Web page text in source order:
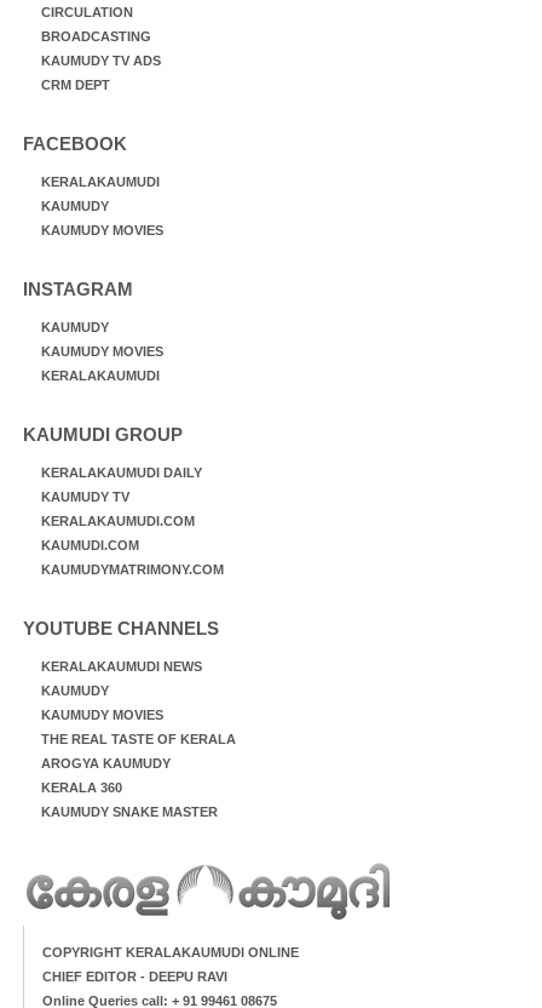
CIRCULATION
BROADCASTING
KAUMUDY TV ADS
CRM DEPT
FACEBOOK
KERALAKAUMUDI
KAUMUDY
KAUMUDY MOVIES
INSTAGRAM
KAUMUDY
KAUMUDY MOVIES
KERALAKAUMUDI
KAUMUDI GROUP
KERALAKAUMUDI DAILY
KAUMUDY TV
KERALAKAUMUDI.COM
KAUMUDI.COM
KAUMUDYMATRIMONY.COM
YOUTUBE CHANNELS
KERALAKAUMUDI NEWS
KAUMUDY
KAUMUDY MOVIES
THE REAL TASTE OF KERALA
AROGYA KAUMUDY
KERALA 360
KAUMUDY SNAKE MASTER
COPYRIGHT KERALAKAUMUDI ONLINE
CHIEF EDITOR - DEEPU RAVI
Online Queries call: + 91 99461 08675